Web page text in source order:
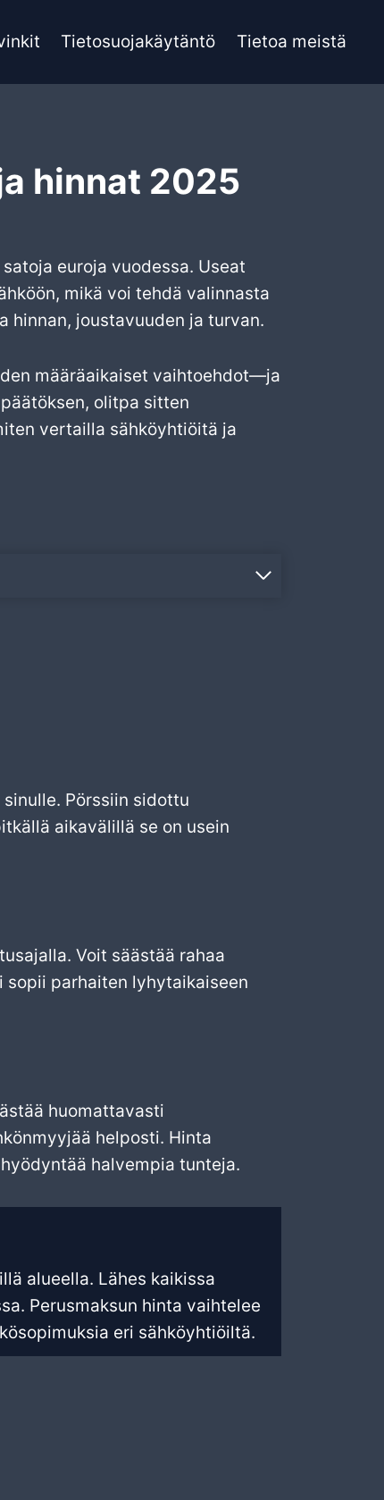
Tietosuojakäytäntö Tietoa meistä
hinnat 2025
euroja vuodessa. Useat
mikä voi tehdä valinnasta
hinnan, joustavuuden ja turvan.
määräaikaiset vaihtoehdot—ja
olitpa sitten
vertailla sähköyhtiöitä ja
Pörssiin sidottu
aikavälillä se on usein
Voit säästää rahaa
parhaiten lyhytaikaiseen
huomattavasti
helposti. Hinta
halvempia tunteja.
alueella. Lähes kaikissa
Perusmaksun hinta vaihtelee
eri sähköyhtiöiltä.